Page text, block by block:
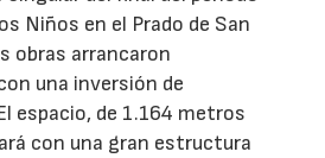
Niños en el Prado de San
obras arrancaron
una inversión de
espacio, de 1.164 metros
con una gran estructura